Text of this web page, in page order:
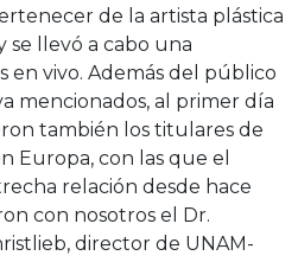
de la artista plástica
se llevó a cabo una
en vivo. Además del público
mencionados, al primer día
también los titulares de
Europa, con las que el
relación desde hace
con nosotros el Dr.
director de UNAM-